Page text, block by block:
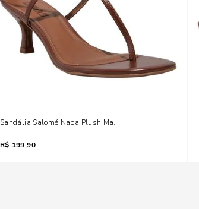
Sandália Salomé Napa Plush Marrom Salto Baixo
R$ 199,90